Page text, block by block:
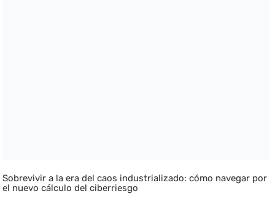
Sobrevivir a la era del caos industrializado: cómo navegar por
el nuevo cálculo del ciberriesgo